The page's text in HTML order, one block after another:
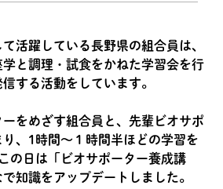
活躍している長野県の組合員は、
と調理・試食をかねた学習会を行
する活動をしています。
をめざす組合員と、先輩ビオサポ
、1時間～１時間半ほどの学習を
の日は「ビオサポーター養成講
知識をアップデートしました。